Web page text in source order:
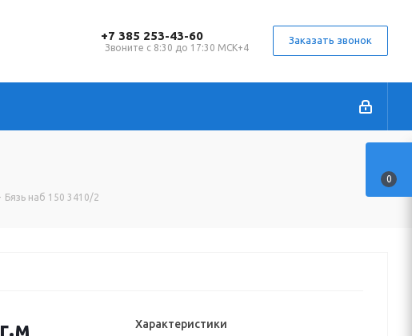
+7 385 253-43-60
Звоните с 8:30 до 17:30 МСК+4
Заказать звонок
Бязь наб 150 3410/2
Характеристики
0